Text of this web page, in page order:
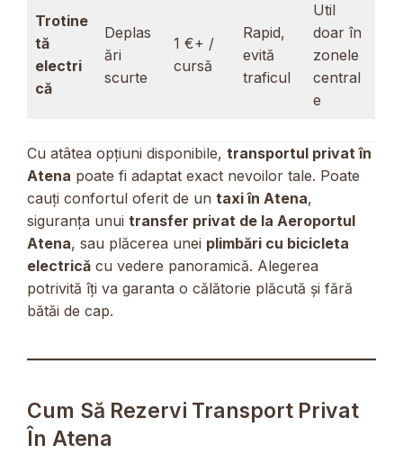
Trotine
tă
electri
că
Deplas
ări
scurte
1 €+ /
cursă
Rapid,
evită
traficul
Util
doar în
zonele
central
e
Cu atâtea opțiuni disponibile, transportul privat în
Atena poate fi adaptat exact nevoilor tale. Poate
cauți confortul oferit de un taxi în Atena,
siguranța unui transfer privat de la Aeroportul
Atena, sau plăcerea unei plimbări cu bicicleta
electrică cu vedere panoramică. Alegerea
potrivită îți va garanta o călătorie plăcută și fără
bătăi de cap.
Cum Să Rezervi Transport Privat
În Atena